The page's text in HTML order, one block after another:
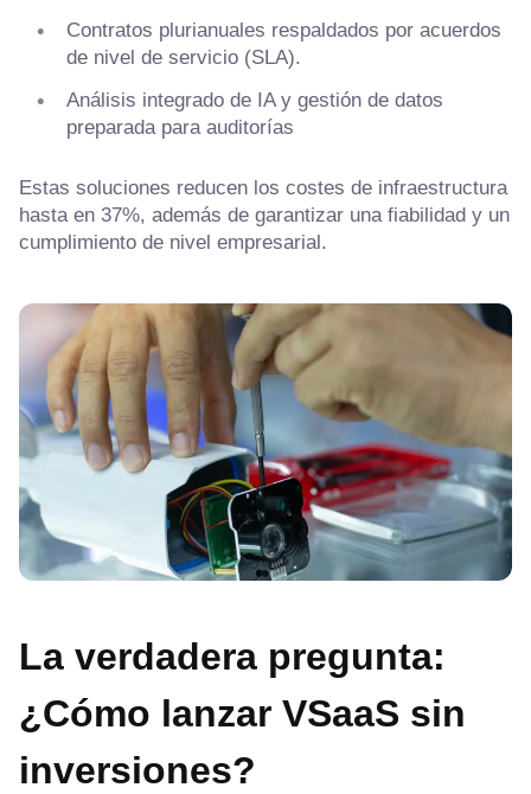
Contratos plurianuales respaldados por acuerdos
de nivel de servicio (SLA).
Análisis integrado de IA y gestión de datos
preparada para auditorías
Estas soluciones reducen los costes de infraestructura
hasta en 37%, además de garantizar una fiabilidad y un
cumplimiento de nivel empresarial.
La verdadera pregunta:
¿Cómo lanzar VSaaS sin
inversiones?